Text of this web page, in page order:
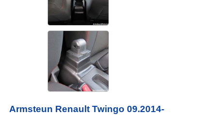
Armsteun Renault Twingo 09.2014-